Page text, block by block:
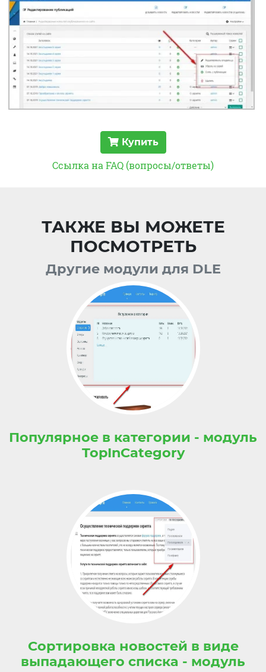
Купить
Ссылка на FAQ (вопросы/ответы)
ТАКЖЕ ВЫ МОЖЕТЕ
ПОСМОТРЕТЬ
Другие модули для DLE
Популярное в категории - модуль
TopInCategory
Сортировка новостей в виде
выпадающего списка - модуль